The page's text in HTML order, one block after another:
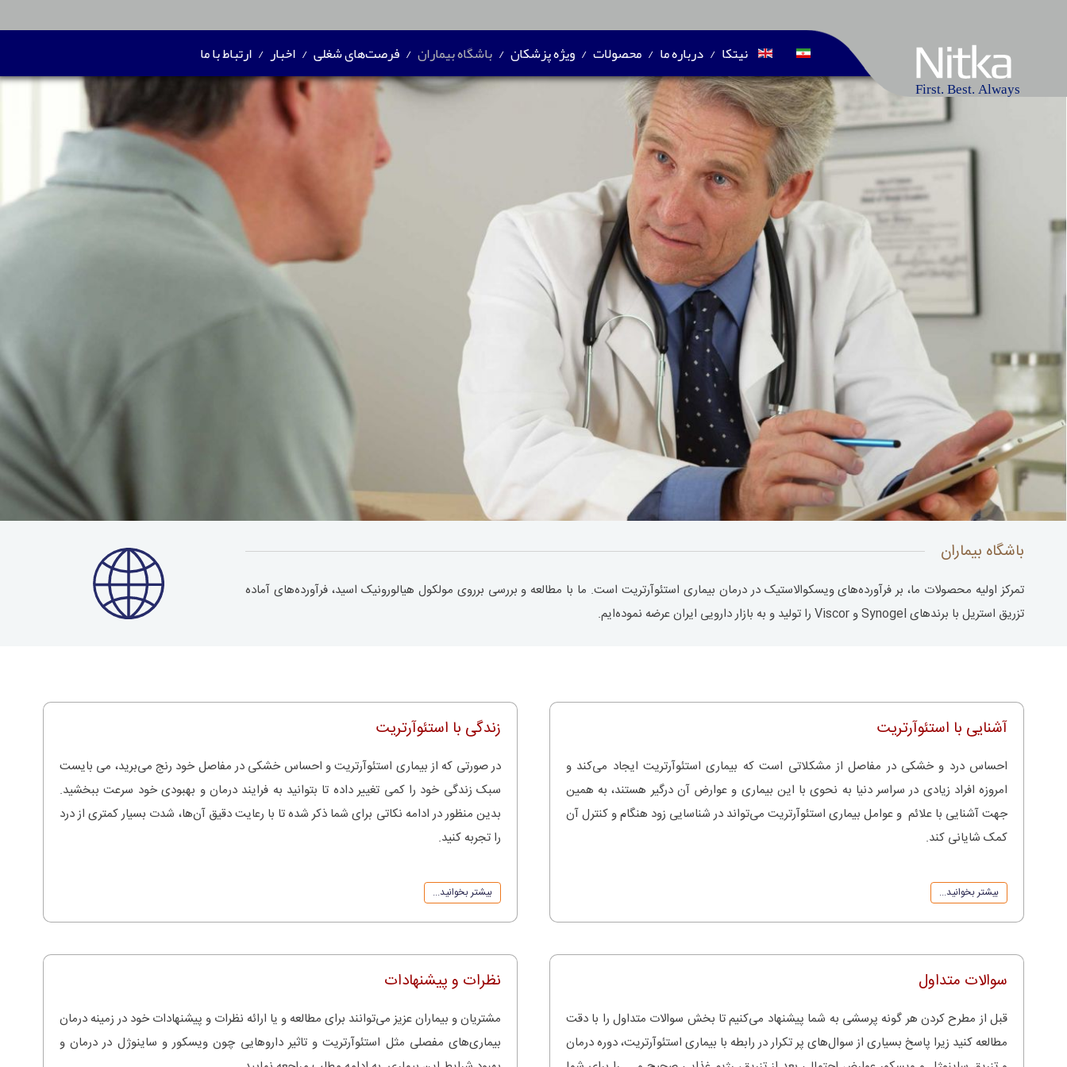
نیتکا / درباره ما / محصولات / ویژه پزشکان / باشگاه بیماران / فرصت‌های شغلی / اخبار / ارتباط با ما
باشگاه بیماران
تمرکز اولیه محصولات ما، بر فرآورده‌های ویسکوالاستیک در درمان بیماری استئوآرتریت است. ما با مطالعه و بررسی برروی مولکول هیالورونیک اسید، فرآورده‌های آماده
تزریق استریل با برندهای Synogel و Viscor را تولید و به بازار دارویی ایران عرضه نموده‌ایم.
آشنایی با استئوآرتریت
احساس درد و خشکی در مفاصل از مشکلاتی است که بیماری استئوآرتریت ایجاد می‌کند و
امروزه افراد زیادی در سراسر دنیا به نحوی با این بیماری و عوارض آن درگیر هستند، به همین
جهت آشنایی با علائم و عوامل بیماری استئوآرتریت می‌تواند در شناسایی زود هنگام و کنترل آن
کمک شایانی کند.
بیشتر بخوانید...
زندگی با استئوآرتریت
در صورتی که از بیماری استئوآرتریت و احساس خشکی در مفاصل خود رنج می‌برید، می بایست
سبک زندگی خود را کمی تغییر داده تا بتوانید به فرایند درمان و بهبودی خود سرعت ببخشید.
بدین منظور در ادامه نکاتی برای شما ذکر شده تا با رعایت دقیق آن‌ها، شدت بسیار کمتری از درد
را تجربه کنید.
بیشتر بخوانید...
سوالات متداول
قبل از مطرح کردن هر گونه پرسشی به شما پیشنهاد می‌کنیم تا بخش سوالات متداول را با دقت
مطالعه کنید زیرا پاسخ بسیاری از سوال‌های پر تکرار در رابطه با بیماری استئوآرتریت، دوره درمان
نظرات و پیشنهادات
مشتریان و بیماران عزیز می‌توانند برای مطالعه و یا ارائه نظرات و پیشنهادات خود در زمینه درمان
بیماری‌های مفصلی مثل استئوآرتریت و تاثیر داروهایی چون ویسکور و ساینوژل در درمان و